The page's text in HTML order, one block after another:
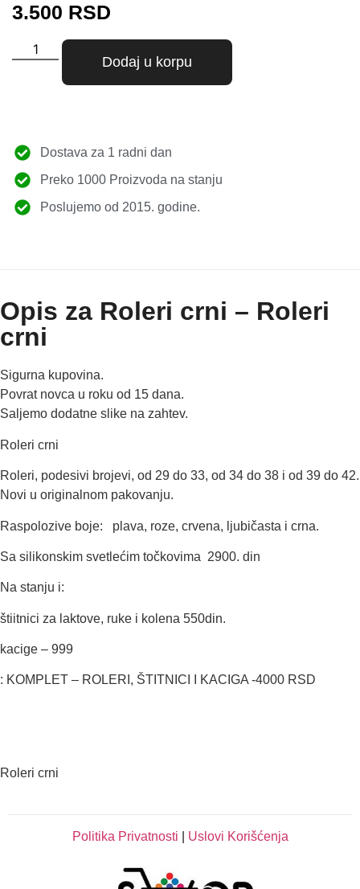
3.500 RSD
Dodaj u korpu
Dostava za 1 radni dan
Preko 1000 Proizvoda na stanju
Poslujemo od 2015. godine.
Opis za Roleri crni – Roleri
crni
Sigurna kupovina.
Povrat novca u roku od 15 dana.
Saljemo dodatne slike na zahtev.
Roleri crni
Roleri, podesivi brojevi, od 29 do 33, od 34 do 38 i od 39 do 42.
Novi u originalnom pakovanju.
Raspolozive boje: plava, roze, crvena, ljubičasta i crna.
Sa silikonskim svetlećim točkovima 2900. din
Na stanju i:
štiitnici za laktove, ruke i kolena 550din.
kacige – 999
: KOMPLET – ROLERI, ŠTITNICI I KACIGA -4000 RSD
Roleri crni
Politika Privatnosti Uslovi Korišćenja